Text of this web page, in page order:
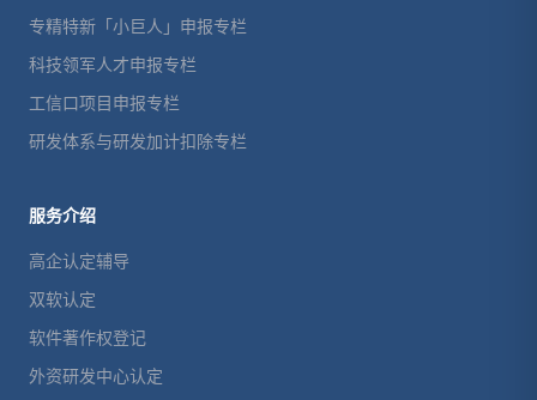
专精特新「小巨人」申报专栏
科技领军人才申报专栏
工信口项目申报专栏
研发体系与研发加计扣除专栏
服务介绍
高企认定辅导
双软认定
软件著作权登记
外资研发中心认定